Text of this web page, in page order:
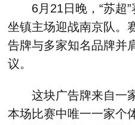
6月21日晚，“苏超
坐镇主场迎战南京队。
告牌与多家知名品牌并
议。
这块广告牌来自一
本场比赛中唯一一家个